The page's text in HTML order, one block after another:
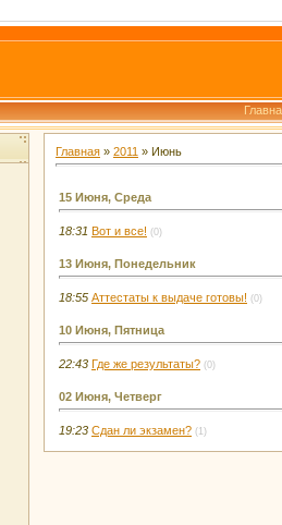
Главная » 2011 » Июнь
15 Июня, Среда
18:31 Вот и все! (0)
13 Июня, Понедельник
18:55 Аттестаты к выдаче готовы! (0)
10 Июня, Пятница
22:43 Где же результаты? (0)
02 Июня, Четверг
19:23 Сдан ли экзамен? (1)